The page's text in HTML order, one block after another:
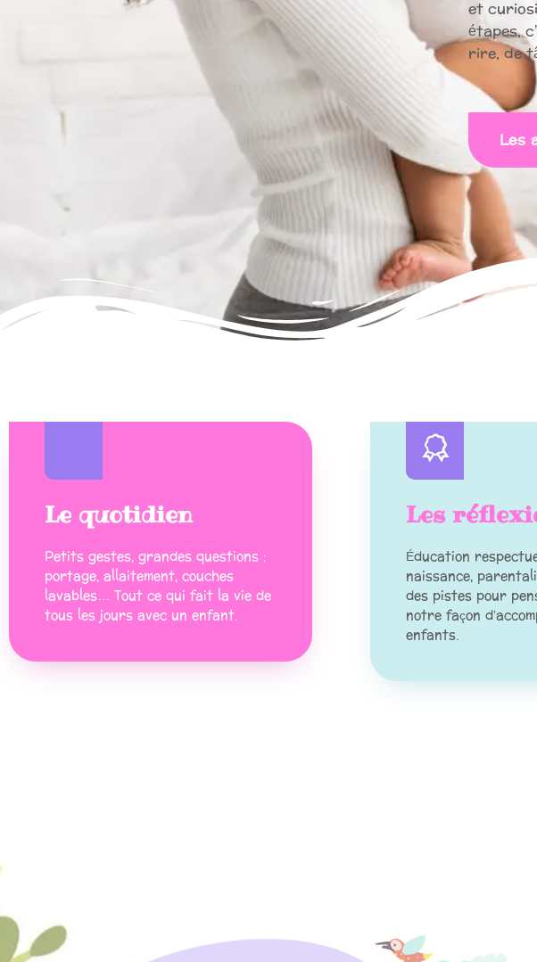
et
étapes,
rire, de
Les
Le quotidien
Petits gestes, grandes questions :
portage, allaitement, couches
lavables… Tout ce qui fait la vie de
tous les jours avec un enfant.
Les
Éducation
naissance,
des pistes pour
notre façon
enfants.